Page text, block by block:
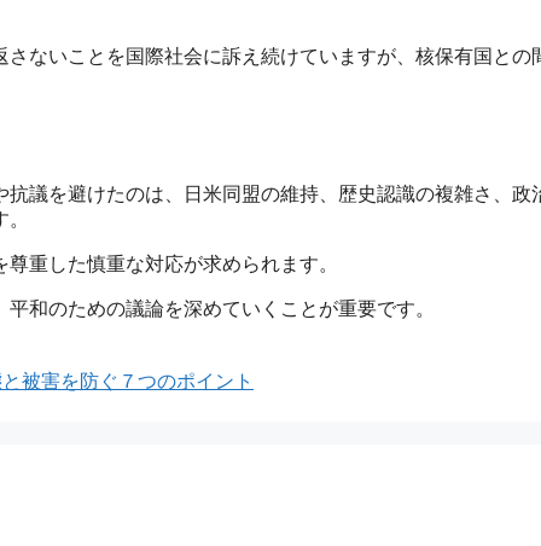
ないことを国際社会に訴え続けていますが、核保有国との
議を避けたのは、日米同盟の維持、歴史認識の複雑さ、政
重した慎重な対応が求められます。
和のための議論を深めていくことが重要です。
被害を防ぐ７つのポイント